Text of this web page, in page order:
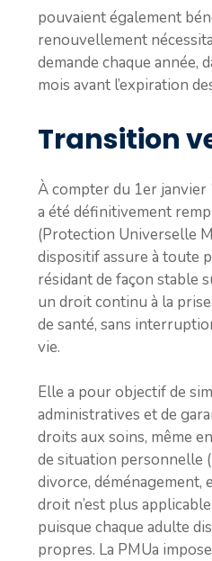
pouvaient également
renouvellement
demande chaque année,
mois avant l’expiration
Transition
À compter du 1er janvier
a été définitivement
(Protection Universelle
dispositif assure à toute
résidant de façon stable
un droit continu à la
de santé, sans
vie.
Elle a pour objectif de
administratives et de
droits aux soins, même
de situation personnelle
divorce, déménagement,
droit n’est plus
puisque chaque adulte
propres. La PMUa